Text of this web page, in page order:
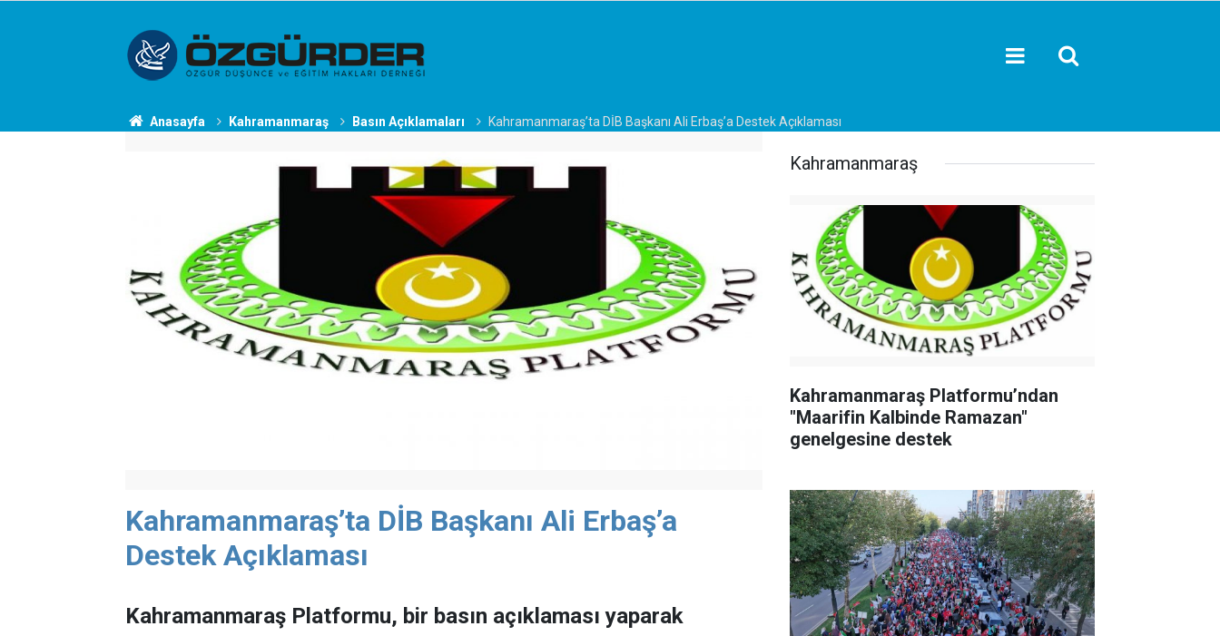
Anasayfa Kahramanmaraş Basın Açıklamaları Kahramanmaraş’ta DİB Başkanı Ali Erbaş’a Destek Açıklaması
Kahramanmaraş’ta DİB Başkanı Ali Erbaş’a
Destek Açıklaması
Kahramanmaraş Platformu, bir basın açıklaması yaparak
Kahramanmaraş
Kahramanmaraş Platformu’ndan
"Maarifin Kalbinde Ramazan"
genelgesine destek